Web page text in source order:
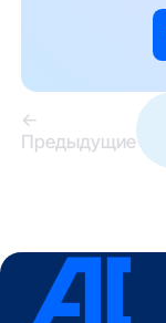
←
Предыдущие